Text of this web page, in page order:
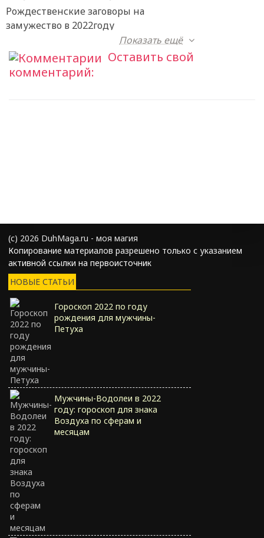
Рождественские заговоры на
замужество в 2022году
Показать ещё
Оставить свой
комментарий:
(с) 2026 DuhMaga.ru - моя магия
Копирование материалов разрешено только с указанием
активной ссылки на первоисточник
НОВЫЕ СТАТЬИ
Гороскоп 2022 по году
рождения для мужчины-
Петуха
Мужчины-Водолеи в 2022
году: гороскоп для знака
Воздуха по сферам и
месяцам